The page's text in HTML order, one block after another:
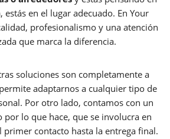
en el lugar adecuado. En Your
profesionalismo y una atención
que marca la diferencia.
soluciones son completamente a
adaptarnos a cualquier tipo de
Por otro lado, contamos con un
por lo que hace, que se involucra en
primer contacto hasta la entrega final.